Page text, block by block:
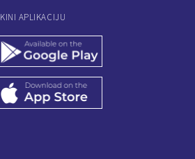
APLIKACIJU